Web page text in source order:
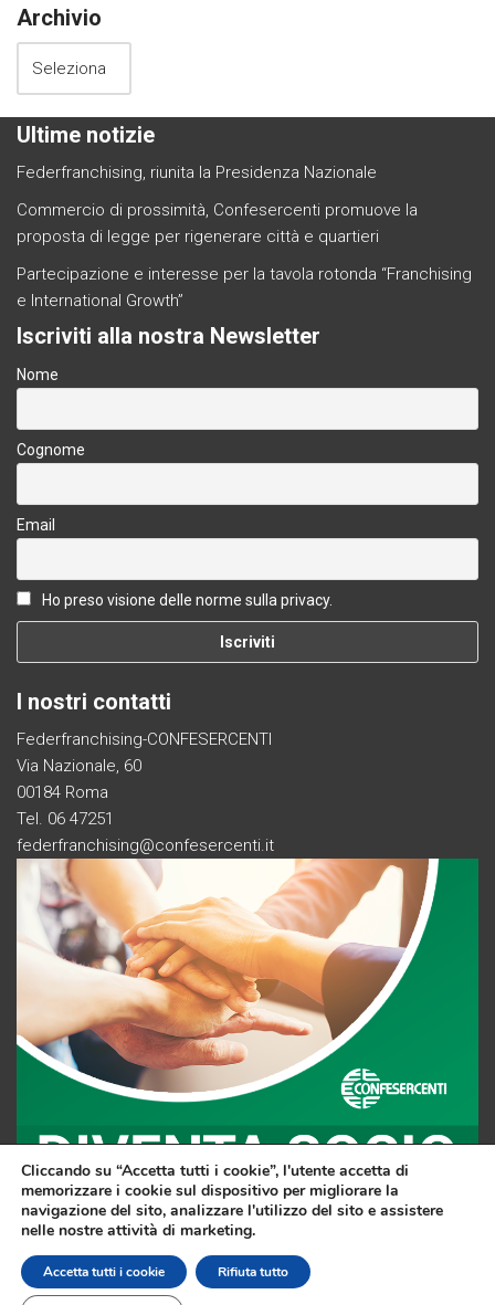
Archivio
Ultime notizie
Federfranchising, riunita la Presidenza Nazionale
Commercio di prossimità, Confesercenti promuove la
proposta di legge per rigenerare città e quartieri
Partecipazione e interesse per la tavola rotonda “Franchising
e International Growth”
Iscriviti alla nostra Newsletter
Nome
Cognome
Email
Ho preso visione delle norme sulla privacy.
I nostri contatti
Federfranchising-CONFESERCENTI
Via Nazionale, 60
00184 Roma
Tel. 06 47251
federfranchising@confesercenti.it
F Li Y
Cliccando su “Accetta tutti i cookie”, l'utente accetta di
memorizzare i cookie sul dispositivo per migliorare la
navigazione del sito, analizzare l'utilizzo del sito e assistere
nelle nostre attività di marketing.
Accetta tutti i cookie Rifiuta tutto